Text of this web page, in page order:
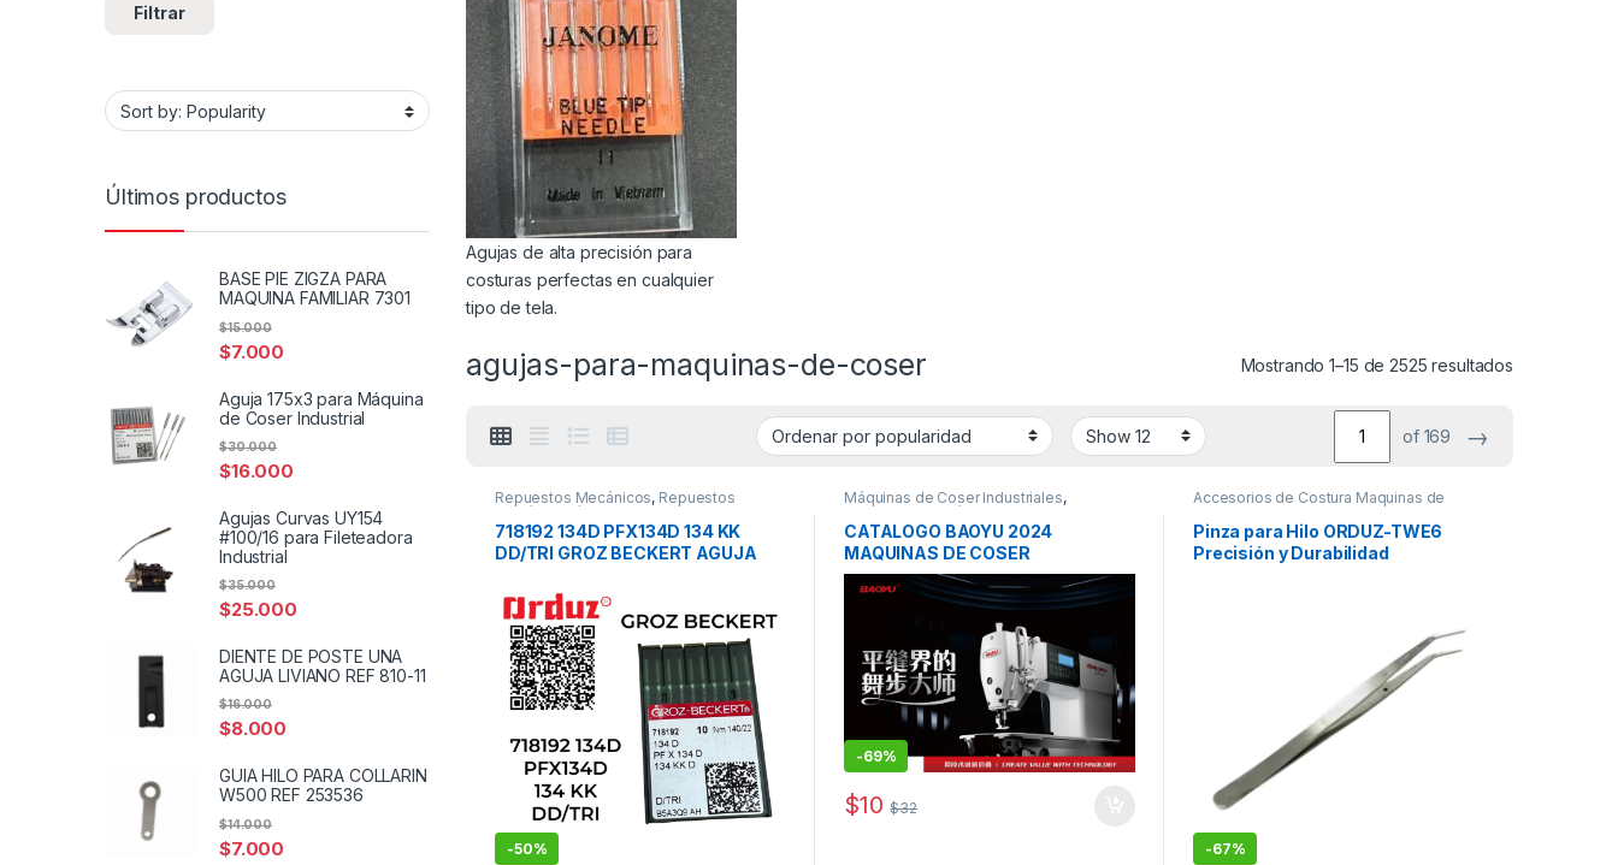
Agujas de alta precisión para
costuras perfectas en cualquier
tipo de tela.
agujas-para-maquinas-de-coser Mostrando 1–15 de 2525 resultados
of 169 →
Repuestos Mecánicos, Repuestos
Mecánicos / Accesorios de Costura
Repuestos para Máquinas Industriales
718192 134D PFX134D 134 KK
DD/TRI GROZ BECKERT AGUJA
-50%
Máquinas de Coser Industriales,
Repuestos Mecánicos
CATALOGO BAOYU 2024
MAQUINAS DE COSER
-69%
$10 $32
Accesorios de Costura Maquinas de
Pinza para Hilo ORDUZ-TWE6
Precisión y Durabilidad
-67%
Filtrar
Últimos productos
BASE PIE ZIGZA PARA
MAQUINA FAMILIAR 7301
$7.000
$15.000
Aguja 175x3 para Máquina
de Coser Industrial
$16.000
$30.000
Agujas Curvas UY154
#100/16 para Fileteadora
Industrial
$25.000
$35.000
DIENTE DE POSTE UNA
AGUJA LIVIANO REF 810-11
$8.000
$16.000
GUIA HILO PARA COLLARIN
W500 REF 253536
$7.000
$14.000